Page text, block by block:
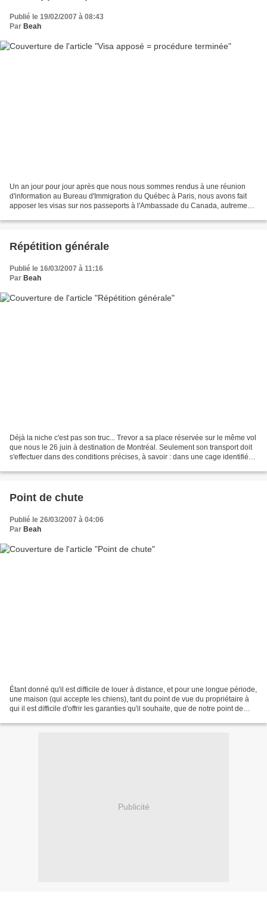
Publié le 19/02/2007 à 08:43
Par Beah
Un an jour pour jour après que nous nous sommes rendus à une réunion
d'information au Bureau d'Immigration du Québec à Paris, nous avons fait
apposer les visas sur nos passeports à l'Ambassade du Canada, autrement
Répétition générale
Publié le 16/03/2007 à 11:16
Par Beah
Déjà la niche c'est pas son truc... Trevor a sa place réservée sur le même vol
que nous le 26 juin à destination de Montréal. Seulement son transport doit
s'effectuer dans des conditions précises, à savoir : dans une cage identifiée
Point de chute
Publié le 26/03/2007 à 04:06
Par Beah
Étant donné qu'il est difficile de louer à distance, et pour une longue période,
une maison (qui accepte les chiens), tant du point de vue du propriétaire à
qui il est difficile d'offrir les garanties qu'il souhaite, que de notre point de
Publicité